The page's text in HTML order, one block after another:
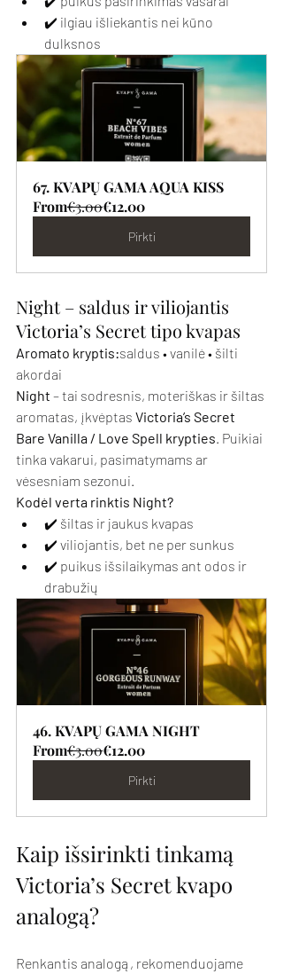
✔️ ilgiau išliekantis nei kūno
dulksnos
67. KVAPŲ GAMA AQUA KISS
From€3.00€12.00
Pirkti
Night – saldus ir viliojantis
Victoria’s Secret tipo kvapas
Aromato kryptis:saldus • vanilė • šilti
akordai
Night – tai sodresnis, moteriškas ir šiltas
aromatas, įkvėptas Victoria’s Secret
Bare Vanilla / Love Spell krypties . Puikiai
tinka vakarui, pasimatymams ar
vėsesniam sezonui.
Kodėl verta rinktis Night?
✔️ šiltas ir jaukus kvapas
✔️ viliojantis, bet ne per sunkus
✔️ puikus išsilaikymas ant odos ir
drabužių
46. KVAPŲ GAMA NIGHT
From€3.00€12.00
Pirkti
Kaip išsirinkti tinkamą
Victoria’s Secret kvapo
analogą?
Renkantis analogą, rekomenduojame